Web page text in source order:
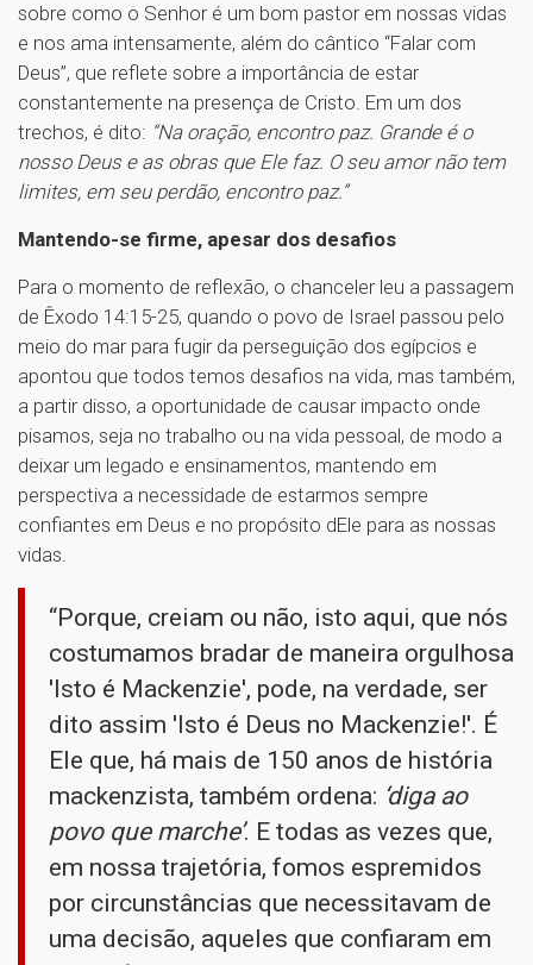
sobre como o Senhor é um bom pastor em nossas vidas
e nos ama intensamente, além do cântico “Falar com
Deus”, que reflete sobre a importância de estar
constantemente na presença de Cristo. Em um dos
trechos, é dito: “Na oração, encontro paz. Grande é o
nosso Deus e as obras que Ele faz. O seu amor não tem
limites, em seu perdão, encontro paz.”
Mantendo-se firme, apesar dos desafios
Para o momento de reflexão, o chanceler leu a passagem
de Êxodo 14:15-25, quando o povo de Israel passou pelo
meio do mar para fugir da perseguição dos egípcios e
apontou que todos temos desafios na vida, mas também,
a partir disso, a oportunidade de causar impacto onde
pisamos, seja no trabalho ou na vida pessoal, de modo a
deixar um legado e ensinamentos, mantendo em
perspectiva a necessidade de estarmos sempre
confiantes em Deus e no propósito dEle para as nossas
vidas.
“Porque, creiam ou não, isto aqui, que nós
costumamos bradar de maneira orgulhosa
'Isto é Mackenzie', pode, na verdade, ser
dito assim 'Isto é Deus no Mackenzie!'. É
Ele que, há mais de 150 anos de história
mackenzista, também ordena: ‘diga ao
povo que marche’. E todas as vezes que,
em nossa trajetória, fomos espremidos
por circunstâncias que necessitavam de
uma decisão, aqueles que confiaram em